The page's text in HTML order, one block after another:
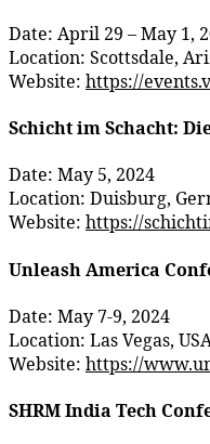
Date: April 29 – May 1,
Location: Scottsdale,
Website: https://
Schicht im Schacht:
Date: May 5, 2024
Location: Duisburg,
Website: https://
Unleash America
Date: May 7-9, 2024
Location: Las Vegas,
Website: https://
SHRM India Tech